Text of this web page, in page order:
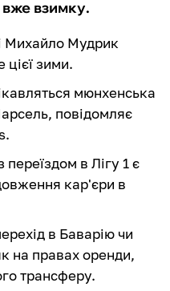
взимку.
Михайло Мудрик
зими.
мюнхенська
повідомляє
в Лігу 1 є
кар'єри в
в Баварію чи
на правах оренди,
трансферу.